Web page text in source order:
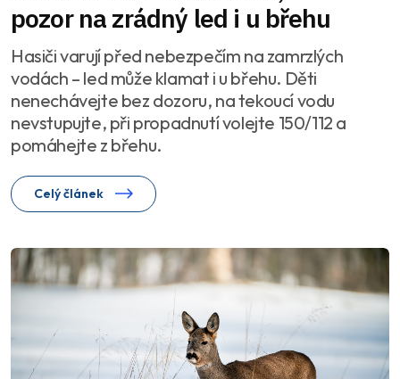
pozor na zrádný led i u břehu
Hasiči varují před nebezpečím na zamrzlých
vodách – led může klamat i u břehu. Děti
nenechávejte bez dozoru, na tekoucí vodu
nevstupujte, při propadnutí volejte 150/112 a
pomáhejte z břehu.
Celý článek